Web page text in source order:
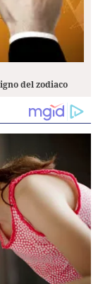
del zodiaco